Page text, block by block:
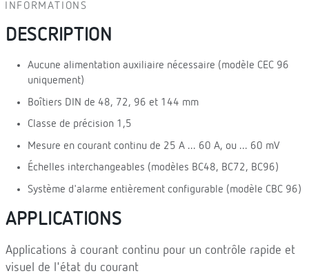
INFORMATIONS
DESCRIPTION
Aucune alimentation auxiliaire nécessaire (modèle CEC 96
uniquement)
Boîtiers DIN de 48, 72, 96 et 144 mm
Classe de précision 1,5
Mesure en courant continu de 25 A ... 60 A, ou ... 60 mV
Échelles interchangeables (modèles BC48, BC72, BC96)
Système d'alarme entièrement configurable (modèle CBC 96)
APPLICATIONS
Applications à courant continu pour un contrôle rapide et
visuel de l'état du courant